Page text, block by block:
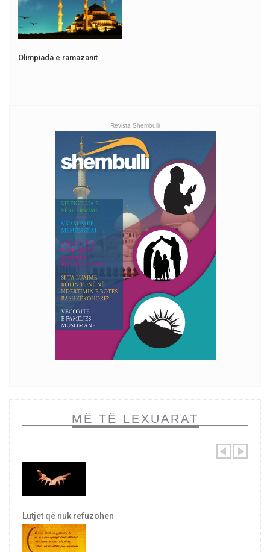
Olimpiada e ramazanit
Revista Shembulli
MË TË LEXUARAT
Lutjet që nuk refuzohen